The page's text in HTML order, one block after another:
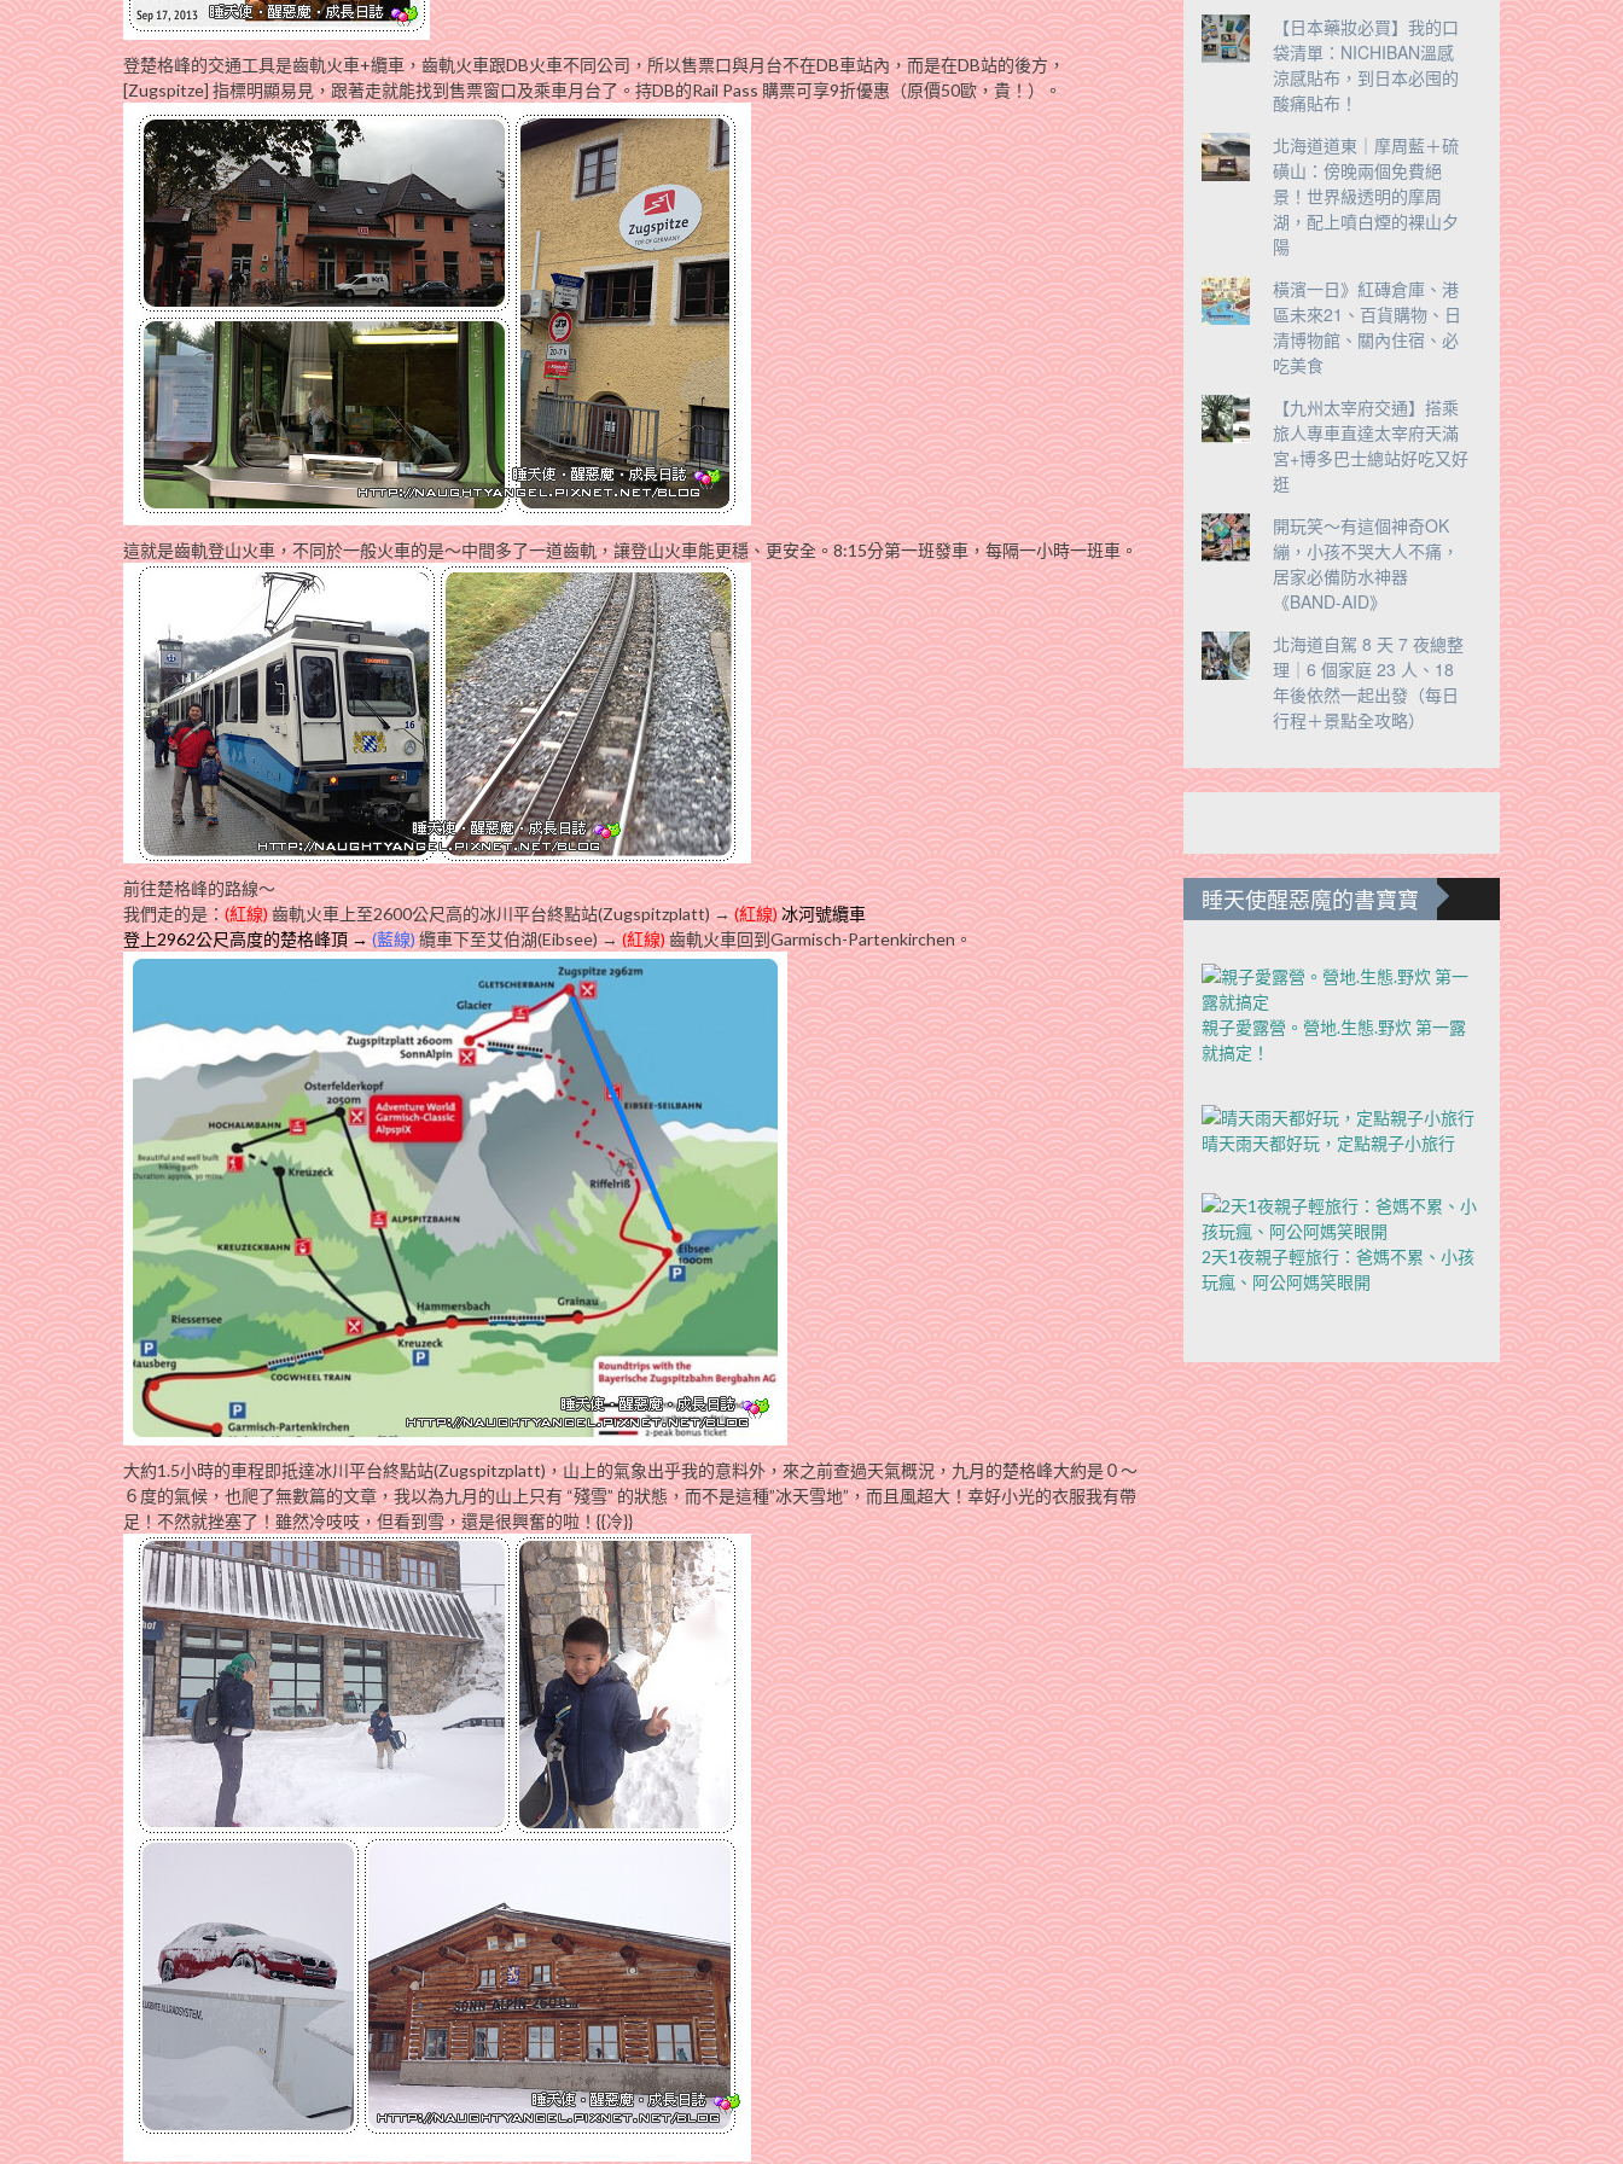
登楚格峰的交通工具是齒軌火車+纜車，齒軌火車跟DB火車不同公司，所以售票口與月台不在DB車站內，而是在DB站的後方，
[Zugspitze] 指標明顯易見，跟著走就能找到售票窗口及乘車月台了。持DB的Rail Pass 購票可享9折優惠（原價50歐，貴！）。
這就是齒軌登山火車，不同於一般火車的是～中間多了一道齒軌，讓登山火車能更穩、更安全。8:15分第一班發車，每隔一小時一班車。
前往楚格峰的路線～
我們走的是：(紅線)齒軌火車上至2600公尺高的冰川平台終點站(Zugspitzplatt) →(紅線)冰河號纜車
登上2962公尺高度的楚格峰頂 →(藍線)纜車下至艾伯湖(Eibsee) →(紅線)齒軌火車回到Garmisch-Partenkirchen。
大約1.5小時的車程即抵達冰川平台終點站(Zugspitzplatt)，山上的氣象出乎我的意料外，來之前查過天氣概況，九月的楚格峰大約是０～
６度的氣候，也爬了無數篇的文章，我以為九月的山上只有 “殘雪” 的狀態，而不是這種”冰天雪地”，而且風超大！幸好小光的衣服我有帶
足！不然就挫塞了！雖然冷吱吱，但看到雪，還是很興奮的啦！{{冷}}
【日本藥妝必買】我的口
袋清單：NICHIBAN溫感
涼感貼布，到日本必囤的
酸痛貼布！
北海道道東｜摩周藍＋硫
磺山：傍晚兩個免費絕
景！世界級透明的摩周
湖，配上噴白煙的裸山夕
陽
橫濱一日》紅磚倉庫、港
區未來21、百貨購物、日
清博物館、關內住宿、必
吃美食
【九州太宰府交通】搭乘
旅人專車直達太宰府天滿
宮+博多巴士總站好吃又好
逛
開玩笑～有這個神奇OK
繃，小孩不哭大人不痛，
居家必備防水神器
《BAND-AID》
北海道自駕 8 天 7 夜總整
理｜6 個家庭 23 人、18
年後依然一起出發（每日
行程＋景點全攻略）
睡天使醒惡魔的書寶寶
親子愛露營。營地.生態.野炊 第一露
就搞定！
晴天雨天都好玩，定點親子小旅行
2天1夜親子輕旅行：爸媽不累、小孩
玩瘋、阿公阿媽笑眼開